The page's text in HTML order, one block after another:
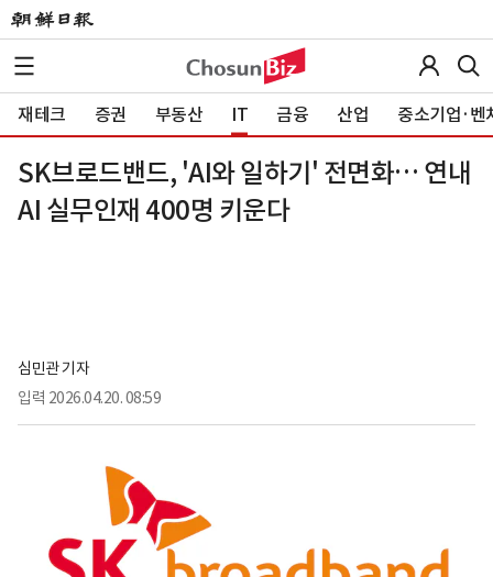
재테크 증권 부동산 IT 금융 산업 중소기업·벤
SK브로드밴드, 'AI와 일하기' 전면화… 연내
AI 실무인재 400명 키운다
심민관 기자
입력 2026.04.20. 08:59